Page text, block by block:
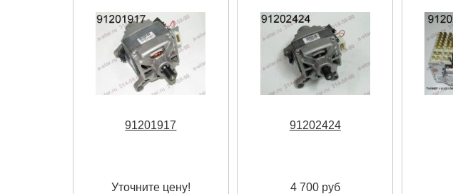
91201917
Уточните цену!
91202424
4 700 руб